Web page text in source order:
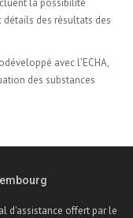
détails des résultats des
avec l’ECHA,
des substances
d'assistance offert par le